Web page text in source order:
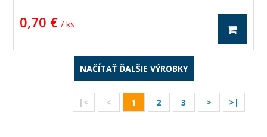
0,70 € / ks
NAČÍTAŤ ĎALŠIE VÝROBKY
|< < 1 2 3 > >|